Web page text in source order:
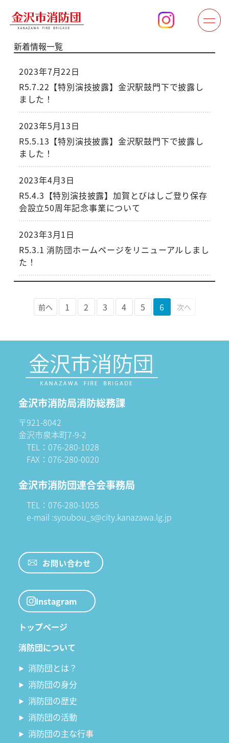
新着情報一覧
2023年7月22日
R5.7.22【特別演技披露】金沢駅鼓門下で披露し
ました！
2023年5月13日
R5.5.13【特別演技披露】金沢駅鼓門下で披露し
ました！
2023年4月3日
R5.4.3【特別演技披露】加賀とびはしご登り保存
会設立50周年記念事業について
2023年3月1日
R5.3.1 消防団ホームページをリニューアルしまし
た！
前へ 1 2 3 4 5 6 次へ
金沢市消防局消防総務課
〒921-8042
金沢市泉本町7-9-2
TEL：076-280-1028
FAX：076-280-0020
金沢市消防団連合会事務局
TEL：076-280-1055
e-mail :syoubou_s@city.kanazawa.lg.jp
お問い合わせ
Instagram
トップページ
消防団について
消防団とは？
消防団の身分
消防団の歴史
消防団の活動
消防団の主な行事